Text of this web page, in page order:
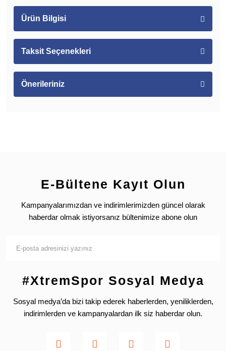
Ürün Bilgisi
Taksit Seçenekleri
Önerileriniz
E-Bültene Kayıt Olun
Kampanyalarımızdan ve indirimlerimizden güncel olarak
haberdar olmak istiyorsanız bültenimize abone olun
#XtremSpor Sosyal Medya
Sosyal medya’da bizi takip ederek haberlerden, yeniliklerden,
indirimlerden ve kampanyalardan ilk siz haberdar olun.